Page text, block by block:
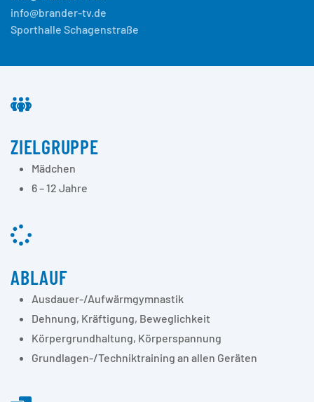
info@brander-tv.de
Sporthalle Schagenstraße
ZIELGRUPPE
Mädchen
6 – 12 Jahre
ABLAUF
Ausdauer-/Aufwärmgymnastik
Dehnung, Kräftigung, Beweglichkeit
Körpergrundhaltung, Körperspannung
Grundlagen-/Techniktraining an allen Geräten